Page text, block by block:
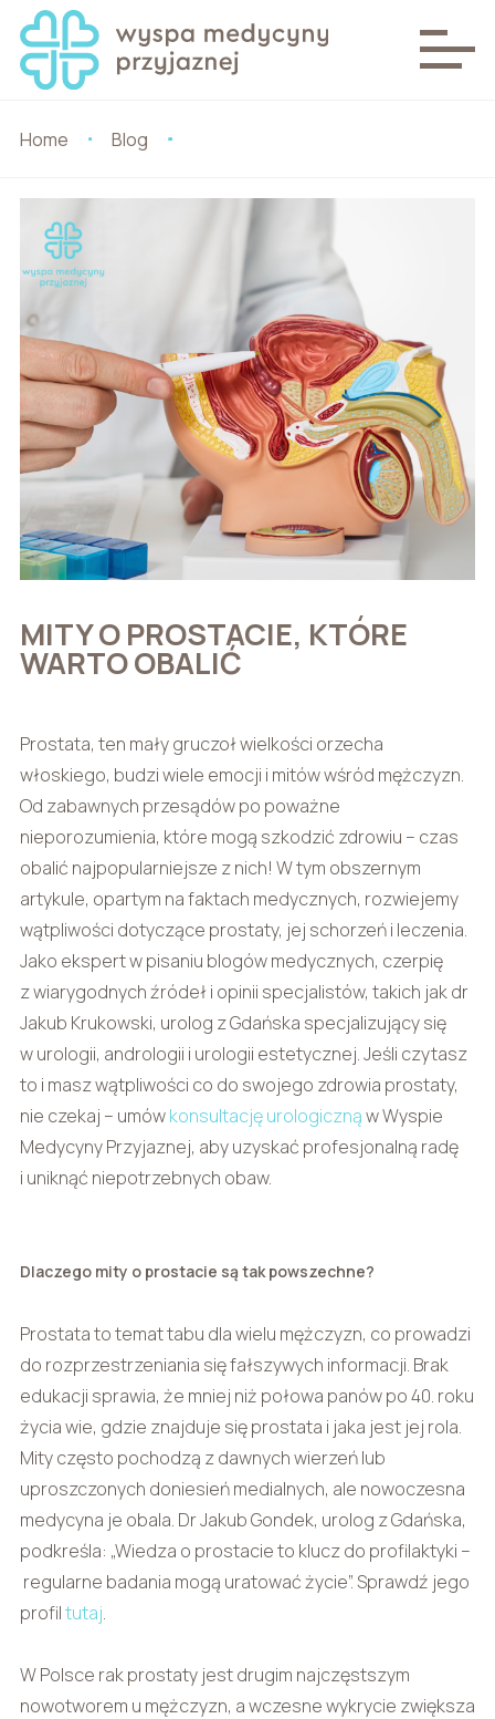
Home Blog
MITY O PROSTACIE, KTÓRE
WARTO OBALIĆ
Prostata, ten mały gruczoł wielkości orzecha
włoskiego, budzi wiele emocji i mitów wśród mężczyzn.
Od zabawnych przesądów po poważne
nieporozumienia, które mogą szkodzić zdrowiu – czas
obalić najpopularniejsze z nich! W tym obszernym
artykule, opartym na faktach medycznych, rozwiejemy
wątpliwości dotyczące prostaty, jej schorzeń i leczenia.
Jako ekspert w pisaniu blogów medycznych, czerpię
z wiarygodnych źródeł i opinii specjalistów, takich jak dr
Jakub Krukowski, urolog z Gdańska specjalizujący się
w urologii, andrologii i urologii estetycznej. Jeśli czytasz
to i masz wątpliwości co do swojego zdrowia prostaty,
nie czekaj – umówkonsultację urologicznąw Wyspie
Medycyny Przyjaznej, aby uzyskać profesjonalną radę
i uniknąć niepotrzebnych obaw.
Dlaczego mity o prostacie są tak powszechne?
Prostata to temat tabu dla wielu mężczyzn, co prowadzi
do rozprzestrzeniania się fałszywych informacji. Brak
edukacji sprawia, że mniej niż połowa panów po 40. roku
życia wie, gdzie znajduje się prostata i jaka jest jej rola.
Mity często pochodzą z dawnych wierzeń lub
uproszczonych doniesień medialnych, ale nowoczesna
medycyna je obala. Dr Jakub Gondek, urolog z Gdańska,
podkreśla: „Wiedza o prostacie to klucz do profilaktyki –
regularne badania mogą uratować życie”. Sprawdź jego
profiltutaj.
W Polsce rak prostaty jest drugim najczęstszym
nowotworem u mężczyzn, a wczesne wykrycie zwiększa